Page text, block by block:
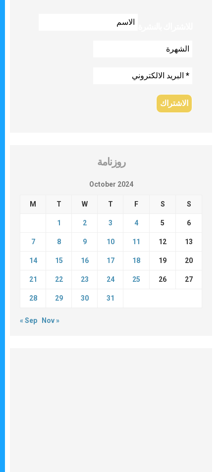
روزنامة
October 2024
M T W T F S S
1 2 3 4 5 6
7 8 9 10 11 12 13
14 15 16 17 18 19 20
21 22 23 24 25 26 27
28 29 30 31
« Sep Nov »